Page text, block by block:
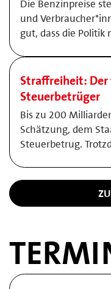
Die Benzinpreise
und
gut, dass die
Straffreiheit: Der
Steuerbetrüger
Bis zu 200
Schätzung, dem
Steuerbetrug.